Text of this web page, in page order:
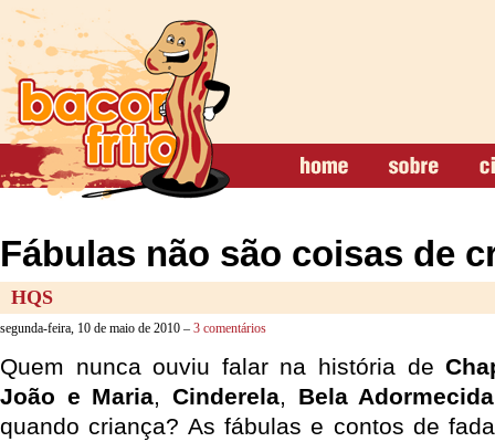
Fábulas não são coisas de
HQS
segunda-feira, 10 de maio de 2010 – 3 comentários
Quem nunca ouviu falar na história de
João e Maria,Cinderela, Bela Adormecida
quando criança? As fábulas e contos de